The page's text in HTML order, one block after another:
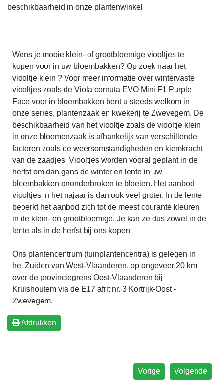
beschikbaarheid in onze plantenwinkel
Wens je mooie klein- of grootbloemige viooltjes te
kopen voor in uw bloembakken? Op zoek naar het
viooltje klein ? Voor meer informatie over wintervaste
viooltjes zoals de Viola cornuta EVO Mini F1 Purple
Face voor in bloembakken bent u steeds welkom in
onze serres, plantenzaak en kwekerij te Zwevegem. De
beschikbaarheid van het viooltje zoals de viooltje klein
in onze bloemenzaak is afhankelijk van verschillende
factoren zoals de weersomstandigheden en kiemkracht
van de zaadjes. Viooltjes worden vooral geplant in de
herfst om dan gans de winter en lente in uw
bloembakken ononderbroken te bloeien. Het aanbod
viooltjes in het najaar is dan ook veel groter. In de lente
beperkt het aanbod zich tot de meest courante kleuren
in de klein- en grootbloemige. Je kan ze dus zowel in de
lente als in de herfst bij ons kopen.
Ons plantencentrum (tuinplantencentra) is gelegen in
het Zuiden van West-Vlaanderen, op ongeveer 20 km
over de provinciegrens Oost-Vlaanderen bij
Kruishoutem via de E17 afrit nr. 3 Kortrijk-Oost -
Zwevegem.
Afdrukken
Volgende
Vorige